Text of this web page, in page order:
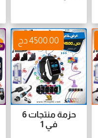
حزمة منتجات 6
في 1
4500.00 دج